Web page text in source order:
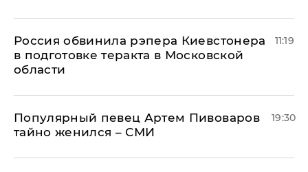
Россия обвинила рэпера Киевстонера
в подготовке теракта в Московской
области
11:19
Популярный певец Артем Пивоваров
тайно женился – СМИ
19:30